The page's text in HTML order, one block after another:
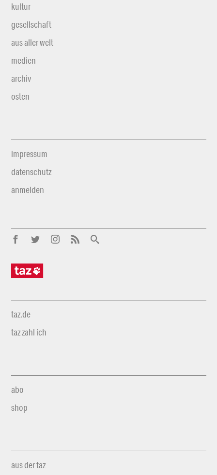
kultur
gesellschaft
aus aller welt
medien
archiv
osten
impressum
datenschutz
anmelden
taz.de
taz zahl ich
abo
shop
aus der taz